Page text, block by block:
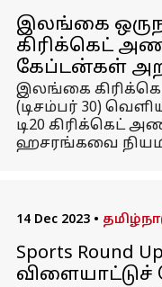
இலங்கை
கிரிக்கெட்
கேப்டன்கள்
இலங்கை
(டிசம்பர் 30)
டி20 கிரிக்கெட்
ஹசரங்கவை
14 Dec 2023 •
Sports Round
விளையாட்டுச்